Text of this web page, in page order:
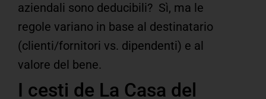
aziendali sono deducibili? Sì, ma le
regole variano in base al destinatario
(clienti/fornitori vs. dipendenti) e al
valore del bene.
I cesti de La Casa del